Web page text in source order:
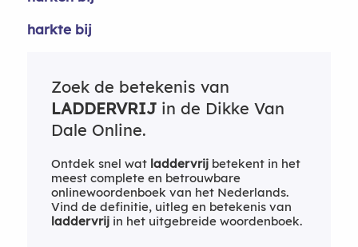
harkte bij
Zoek de betekenis van
LADDERVRIJin de Dikke Van
Dale Online.
Ontdek snel wat laddervrijbetekent in het
meest complete en betrouwbare
onlinewoordenboek van het Nederlands.
Vind de definitie, uitleg en betekenis van
laddervrijin het uitgebreide woordenboek.